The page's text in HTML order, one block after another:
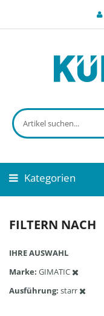
Kategorien
FILTERN NACH
IHRE AUSWAHL
Marke GIMATIC
Ausführung starr